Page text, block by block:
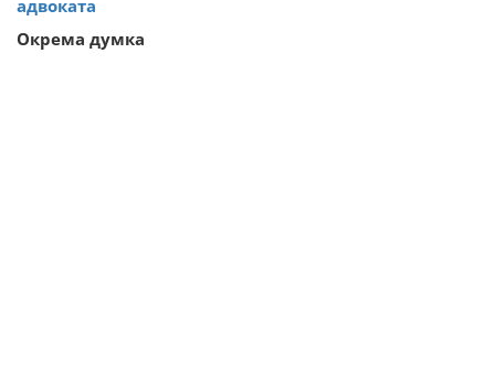
адвоката
Окрема думка